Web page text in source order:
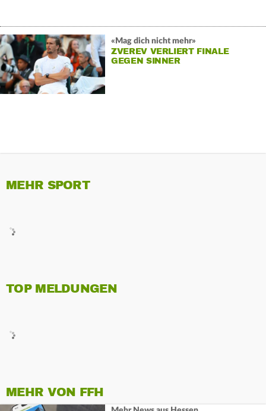
«Mag dich nicht mehr»
ZVEREV VERLIERT FINALE
GEGEN SINNER
MEHR SPORT
TOP MELDUNGEN
MEHR VON FFH